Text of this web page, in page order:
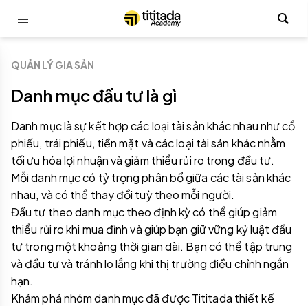
QUẢN LÝ GIA SẢN
Danh mục đầu tư là gì
Danh mục là sự kết hợp các loại tài sản khác nhau như cổ
phiếu, trái phiếu, tiền mặt và các loại tài sản khác nhằm
tối ưu hóa lợi nhuận và giảm thiểu rủi ro trong đầu tư.
Mỗi danh mục có tỷ trọng phân bổ giữa các tài sản khác
nhau, và có thể thay đổi tuỳ theo mỗi người.
Đầu tư theo danh mục theo định kỳ có thể giúp giảm
thiểu rủi ro khi mua đỉnh và giúp bạn giữ vững kỷ luật đầu
tư trong một khoảng thời gian dài. Bạn có thể tập trung
và đầu tư và tránh lo lắng khi thị trường điều chỉnh ngắn
hạn.
Khám phá nhóm danh mục đã được Tititada thiết kế